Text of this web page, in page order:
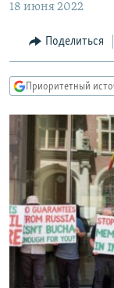
Вернутся
Вернутся
поиску
МНЕНИЯ
КУЛЬТУРА
КАВКАЗ.РЕАЛИИ
СЕВЕР.РЕАЛИИ
РАСПИСАНИЕ
ПОДПИШИТЕСЬ
СОЦИАЛЬНЫЕ СЕТИ
18 июня 2022
Поделиться
Приоритетный